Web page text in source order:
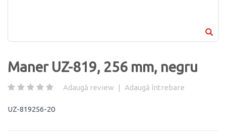
Maner UZ-819, 256 mm, negru
Adaugă review | Adaugă întrebare
UZ-819256-20